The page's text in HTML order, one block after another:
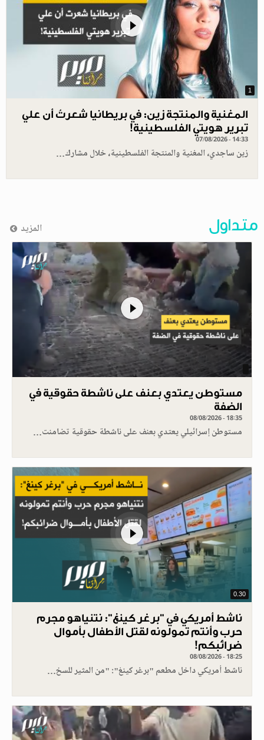
1
المغنية والمنتجة زين: في بريطانيا شعرتُ أن علي
تبرير هويتي الفلسطينية!
07/08/2026 - 14:33
زين ساجدي، المغنية والمنتجة الفلسطينية، خلال مشارك…
متداول المزيد
مستوطن يعتدي بعنف على ناشطة حقوقية في
الضفة
08/08/2026 - 18:35
مستوطن إسرائيلي يعتدي بعنف على ناشطة حقوقية تضامنت…
0.30
ناشط أمريكي في "برغر كينغ": نتنياهو مجرم
حرب وأنتم تمولونه لقتل الأطفال بأموال
ضرائبكم!
08/08/2026 - 18:25
ناشط أمريكي داخل مطعم "برغر كينغ": "من المثير للسخ…